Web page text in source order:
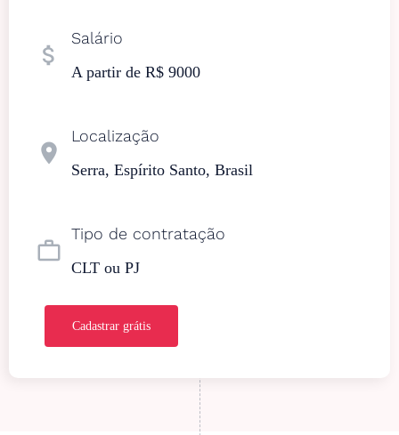
attach_money
Salário
A partir de R$ 9000
location_on
Localização
Serra, Espírito Santo, Brasil
work_outline
Tipo de contratação
CLT ou PJ
Cadastrar grátis